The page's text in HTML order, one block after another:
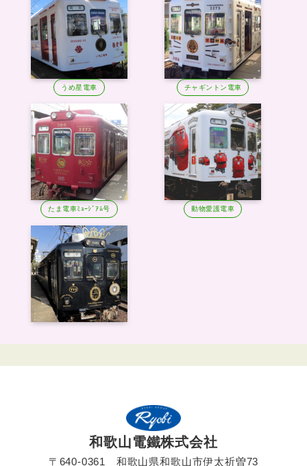
うめ星電車 チャギントン電車
たま電車ﾐｭｰｼﾞｱﾑ号 動物愛護電車
和歌山電鐵株式会社
〒640-0361 和歌山県和歌山市伊太祈曽73